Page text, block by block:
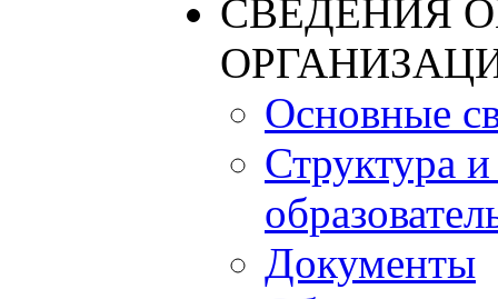
СВЕДЕНИЯ
Основные
Структура
Документы